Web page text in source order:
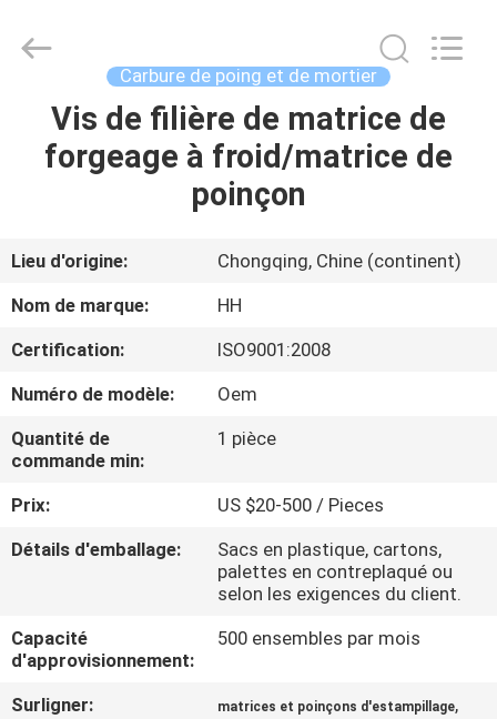
MAISON
VIDÉOS
SUJET
DE
NOUS
VISITE
D'USINE
CONTRÔLE
DE
QUALITÉ
Precision
Carbure de poing et de mortier
Vis de filière de matrice de
forgeage à froid/matrice de
poinçon
Lieu d'origine:
Chongqing, Chine (continent)
Nom de marque:
HH
Certification:
ISO9001:2008
Numéro de modèle:
Oem
Quantité de
commande min:
1 pièce
Prix:
US $20-500 / Pieces
Détails d'emballage:
Sacs en plastique, cartons,
palettes en contreplaqué ou
selon les exigences du client.
Capacité
d'approvisionnement:
500 ensembles par mois
Surligner: matrices et poinçons d'estampillage,